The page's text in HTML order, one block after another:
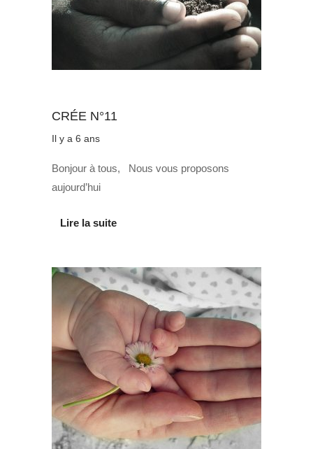
CRÉE N°11
Il y a 6 ans
Bonjour à tous, Nous vous proposons
aujourd’hui
Lire la suite